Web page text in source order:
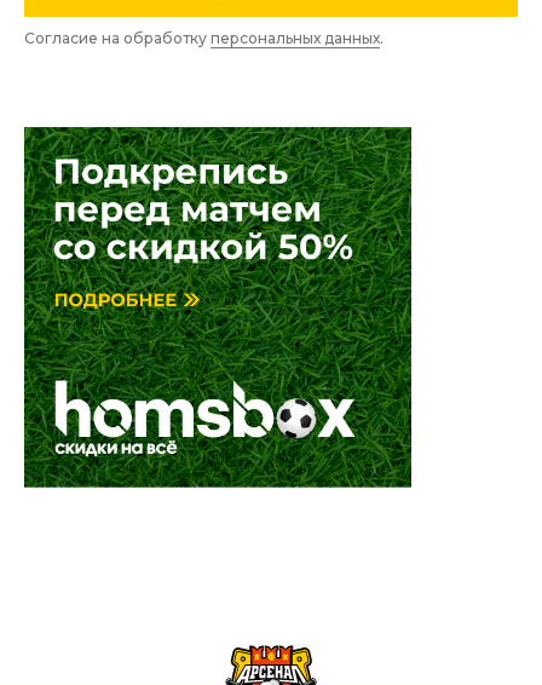
Согласие на обработку персональных данных.